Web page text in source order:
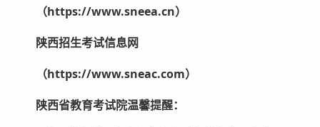
（https://www.sneea.cn）
陕西招生考试信息网
（https://www.sneac.com）
陕西省教育考试院温馨提醒：